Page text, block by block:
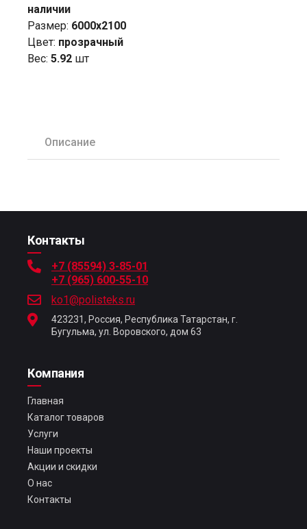
наличии
Размер: 6000х2100
Цвет: прозрачный
Вес: 5.92 шт
Описание
Контакты
+7 (85594) 3-85-01
+7 (965) 600-55-10
ko1@polisteks.ru
423231, Россия, Республика Татарстан, г.
Бугульма, ул. Воровского, дом 63
Компания
Главная
Каталог товаров
Услуги
Наши проекты
Акции и скидки
О нас
Контакты